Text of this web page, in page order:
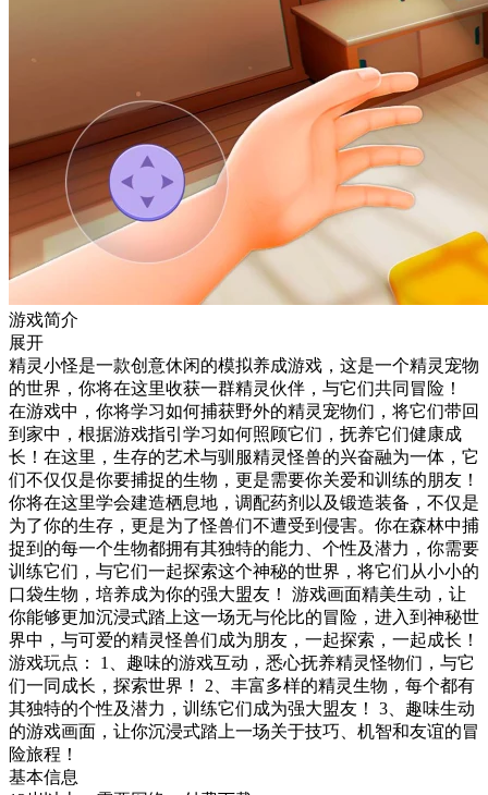
游戏简介
展开
精灵小怪是一款创意休闲的模拟养成游戏，这是一个精灵宠物
的世界，你将在这里收获一群精灵伙伴，与它们共同冒险！
在游戏中，你将学习如何捕获野外的精灵宠物们，将它们带回
到家中，根据游戏指引学习如何照顾它们，抚养它们健康成
长！在这里，生存的艺术与驯服精灵怪兽的兴奋融为一体，它
们不仅仅是你要捕捉的生物，更是需要你关爱和训练的朋友！
你将在这里学会建造栖息地，调配药剂以及锻造装备，不仅是
为了你的生存，更是为了怪兽们不遭受到侵害。你在森林中捕
捉到的每一个生物都拥有其独特的能力、个性及潜力，你需要
训练它们，与它们一起探索这个神秘的世界，将它们从小小的
口袋生物，培养成为你的强大盟友！ 游戏画面精美生动，让
你能够更加沉浸式踏上这一场无与伦比的冒险，进入到神秘世
界中，与可爱的精灵怪兽们成为朋友，一起探索，一起成长！
游戏玩点： 1、趣味的游戏互动，悉心抚养精灵怪物们，与它
们一同成长，探索世界！ 2、丰富多样的精灵生物，每个都有
其独特的个性及潜力，训练它们成为强大盟友！ 3、趣味生动
的游戏画面，让你沉浸式踏上一场关于技巧、机智和友谊的冒
险旅程！
基本信息